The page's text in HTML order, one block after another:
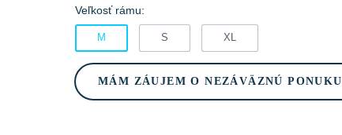
Veľkosť rámu:
M S XL
MÁM ZÁUJEM O NEZÁVÄZNÚ PONUKU